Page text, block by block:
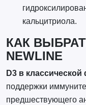
кальцитриола.
КАК
NEWLINE
D3 в
поддержки
предшествующего